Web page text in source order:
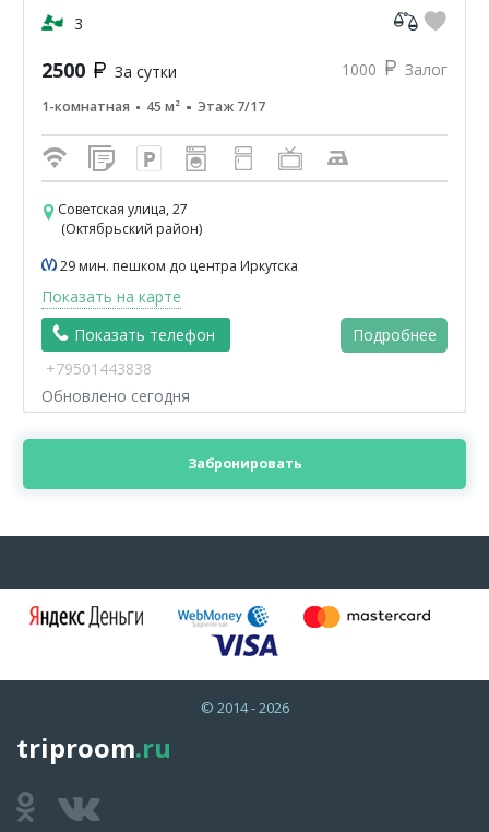
от сроков и перио...
3
2500 За сутки 1000 Залог
1-комнатная 45 м² Этаж 7/17
Советская улица, 27
(Октябрьский район)
29 мин. пешком до центра Иркутска
Показать на карте
Показать телефон
Подробнее
+79501443838
Обновлено сегодня
Забронировать
© 2014 - 2026
triproom.ru